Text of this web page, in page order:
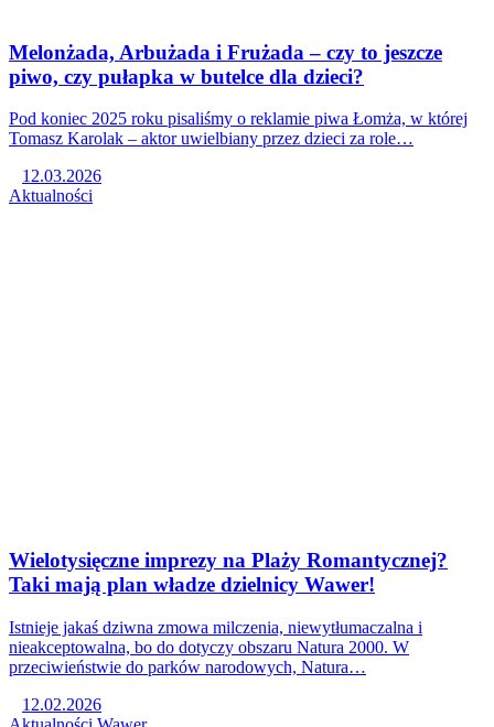
Melonżada, Arbużada i Frużada – czy to jeszcze
piwo, czy pułapka w butelce dla dzieci?
Pod koniec 2025 roku pisaliśmy o reklamie piwa Łomża, w której
Tomasz Karolak – aktor uwielbiany przez dzieci za role…
12.03.2026
Aktualności
Wielotysięczne imprezy na Plaży Romantycznej?
Taki mają plan władze dzielnicy Wawer!
Istnieje jakaś dziwna zmowa milczenia, niewytłumaczalna i
nieakceptowalna, bo do dotyczy obszaru Natura 2000. W
przeciwieństwie do parków narodowych, Natura…
12.02.2026